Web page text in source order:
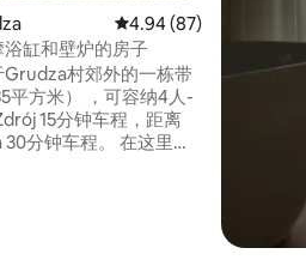
104 条评价
平均评分 4.94 分（满
4.94 (87)
缸和壁炉的房子
Grudza村郊外的一栋带
平方米） ，可容纳4人-
15分钟车程，距离
分钟车程。 在这里，